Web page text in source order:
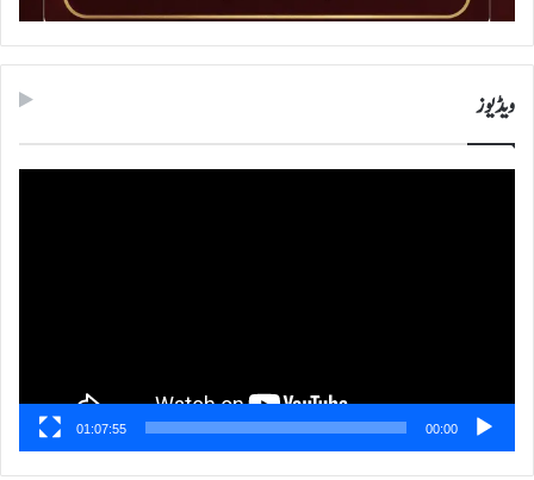
ویڈیوز
00:00
01:07:55